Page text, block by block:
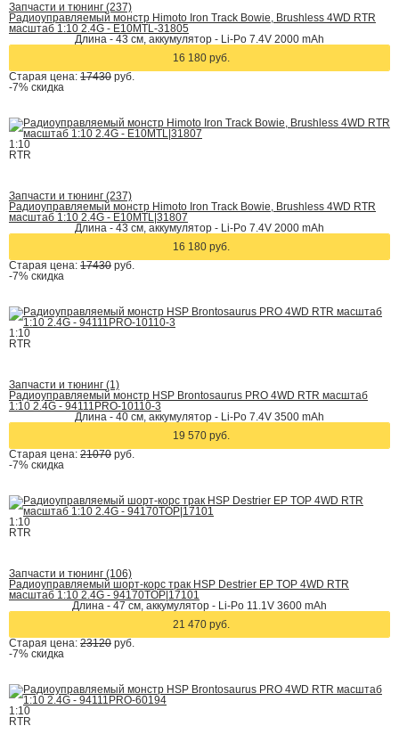
Запчасти и тюнинг (237)
Радиоуправляемый монстр Himoto Iron Track Bowie, Brushless 4WD RTR
масштаб 1:10 2.4G - E10MTL-31805
Длина - 43 см, аккумулятор - Li-Po 7.4V 2000 mAh
16 180 руб.
Старая цена: 17430 руб.
-7% скидка
1:10
RTR
Запчасти и тюнинг (237)
Радиоуправляемый монстр Himoto Iron Track Bowie, Brushless 4WD RTR
масштаб 1:10 2.4G - E10MTL|31807
Длина - 43 см, аккумулятор - Li-Po 7.4V 2000 mAh
16 180 руб.
Старая цена: 17430 руб.
-7% скидка
1:10
RTR
Запчасти и тюнинг (1)
Радиоуправляемый монстр HSP Brontosaurus PRO 4WD RTR масштаб
1:10 2.4G - 94111PRO-10110-3
Длина - 40 cм, аккумулятор - Li-Po 7.4V 3500 mAh
19 570 руб.
Старая цена: 21070 руб.
-7% скидка
1:10
RTR
Запчасти и тюнинг (106)
Радиоуправляемый шорт-корс трак HSP Destrier EP TOP 4WD RTR
масштаб 1:10 2.4G - 94170TOP|17101
Длина - 47 см, аккумулятор - Li-Po 11.1V 3600 mAh
21 470 руб.
Старая цена: 23120 руб.
-7% скидка
1:10
RTR